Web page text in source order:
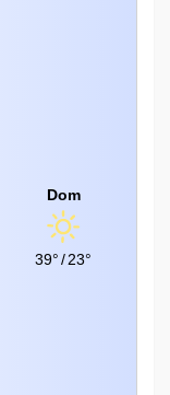
Dom
39°/23°